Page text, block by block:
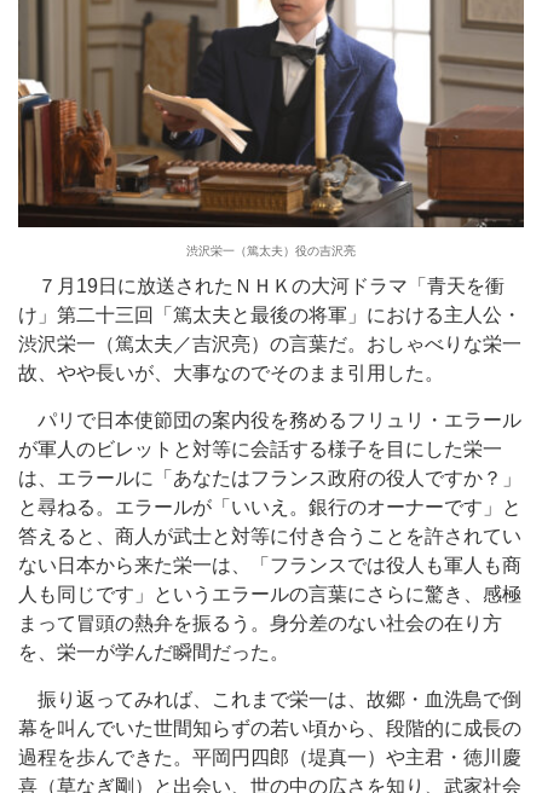
渋沢栄一（篤太夫）役の吉沢亮
７月19日に放送されたＮＨＫの大河ドラマ「青天を衝
け」第二十三回「篤太夫と最後の将軍」における主人公・
渋沢栄一（篤太夫／吉沢亮）の言葉だ。おしゃべりな栄一
故、やや長いが、大事なのでそのまま引用した。
パリで日本使節団の案内役を務めるフリュリ・エラール
が軍人のビレットと対等に会話する様子を目にした栄一
は、エラールに「あなたはフランス政府の役人ですか？」
と尋ねる。エラールが「いいえ。銀行のオーナーです」と
答えると、商人が武士と対等に付き合うことを許されてい
ない日本から来た栄一は、「フランスでは役人も軍人も商
人も同じです」というエラールの言葉にさらに驚き、感極
まって冒頭の熱弁を振るう。身分差のない社会の在り方
を、栄一が学んだ瞬間だった。
振り返ってみれば、これまで栄一は、故郷・血洗島で倒
幕を叫んでいた世間知らずの若い頃から、段階的に成長の
過程を歩んできた。平岡円四郎（堤真一）や主君・徳川慶
喜（草なぎ剛）と出会い、世の中の広さを知り、武家社会